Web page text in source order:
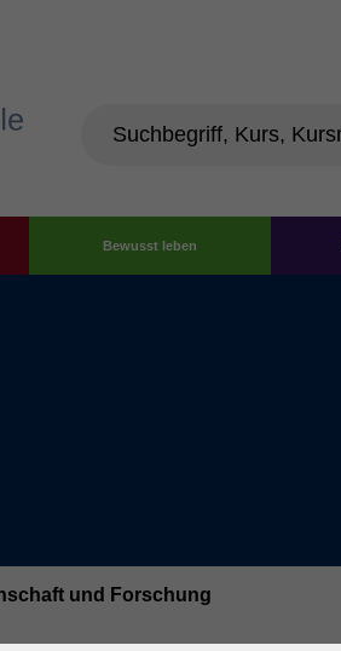
Bewusst leben
und Forschung